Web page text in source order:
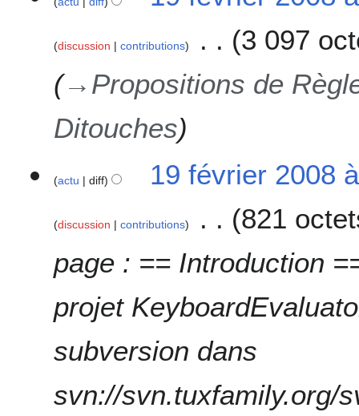
e
m
d
i
i
t
o
s
discussion contributions
3 097
→ Propositions de
Ditouches
actu diff 19 février 2008
discussion contributions
821
page : == Introduction
projet
subversion dans
svn://svn.tuxfamily.org/